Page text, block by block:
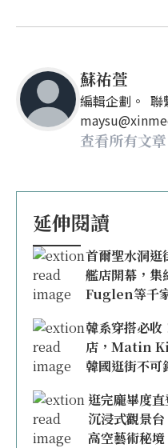
蘇祐萱
編輯企劃。 聯
查看所有文章
延伸閱讀
首爾聖水洞
艦店開幕，集
Fuglen等千
韓系穿搭必
店，Matin
韓國逛街不可
逛完龐畢度
沉浸式觀景
高空藝術秘境